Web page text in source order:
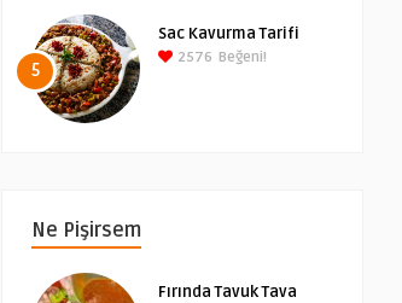
5
Sac Kavurma Tarifi
2576 Beğeni!
Ne Pişirsem
Fırında Tavuk Tava